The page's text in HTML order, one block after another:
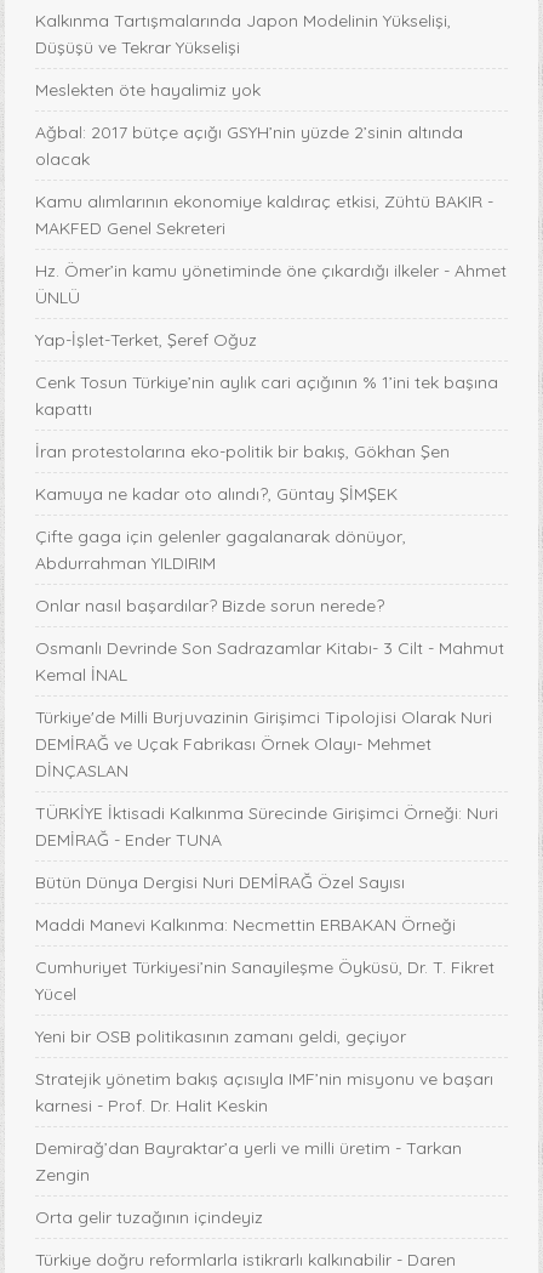
Kalkınma Tartışmalarında Japon Modelinin Yükselişi,
Düşüşü ve Tekrar Yükselişi
Meslekten öte hayalimiz yok
Ağbal: 2017 bütçe açığı GSYH’nin yüzde 2’sinin altında
olacak
Kamu alımlarının ekonomiye kaldıraç etkisi, Zühtü BAKIR -
MAKFED Genel Sekreteri
Hz. Ömer’in kamu yönetiminde öne çıkardığı ilkeler - Ahmet
ÜNLÜ
Yap-İşlet-Terket, Şeref Oğuz
Cenk Tosun Türkiye’nin aylık cari açığının % 1’ini tek başına
kapattı
İran protestolarına eko-politik bir bakış, Gökhan Şen
Kamuya ne kadar oto alındı?, Güntay ŞİMŞEK
Çifte gaga için gelenler gagalanarak dönüyor,
Abdurrahman YILDIRIM
Onlar nasıl başardılar? Bizde sorun nerede?
Osmanlı Devrinde Son Sadrazamlar Kitabı- 3 Cilt - Mahmut
Kemal İNAL
Türkiye'de Milli Burjuvazinin Girişimci Tipolojisi Olarak Nuri
DEMİRAĞ ve Uçak Fabrikası Örnek Olayı- Mehmet
DİNÇASLAN
TÜRKİYE İktisadi Kalkınma Sürecinde Girişimci Örneği: Nuri
DEMİRAĞ - Ender TUNA
Bütün Dünya Dergisi Nuri DEMİRAĞ Özel Sayısı
Maddi Manevi Kalkınma: Necmettin ERBAKAN Örneği
Cumhuriyet Türkiyesi’nin Sanayileşme Öyküsü, Dr. T. Fikret
Yücel
Yeni bir OSB politikasının zamanı geldi, geçiyor
Stratejik yönetim bakış açısıyla IMF’nin misyonu ve başarı
karnesi - Prof. Dr. Halit Keskin
Demirağ’dan Bayraktar’a yerli ve milli üretim - Tarkan
Zengin
Orta gelir tuzağının içindeyiz
Türkiye doğru reformlarla istikrarlı kalkınabilir - Daren